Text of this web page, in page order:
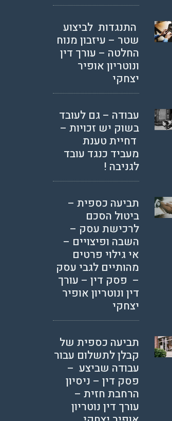
התנגדות לביצוע
שטר – עיזבון מנוח
החלטה – עורך דין
ונוטריון אופיר
יצחקי
עבודה – גם לעובד
בשוק יש זכויות –
דחיית טענת
מעביד כנגד עובד
לגניבה !
תביעה כספית –
ביטול הסכם
לרכישת עסק –
השבה ופיצויים –
אי גילוי פרטים
מהותיים לגבי עסק
– פסק דין – עורך
דין ונוטריון אופיר
יצחקי
תביעה כספית של
קבלן לתשלום עבור
עבודה שביצע –
פסק דין – ניסיון
הרחבת חזית –
עורך דין נוטריון